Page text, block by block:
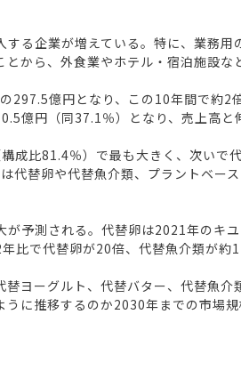
る企業が増えている。特に、業務
から、外食業やホテル・宿泊施設な
億円となり、この10年間で約2
億円（同37.1％）となり、売上高と
比81.4％）で最も大きく、次いで
替卵や代替魚介類、プラントベー
予測される。代替卵は2021年のキ
で代替卵が20倍、代替魚介類が約
ヨーグルト、代替バター、代替魚
に推移するのか2030年までの市場